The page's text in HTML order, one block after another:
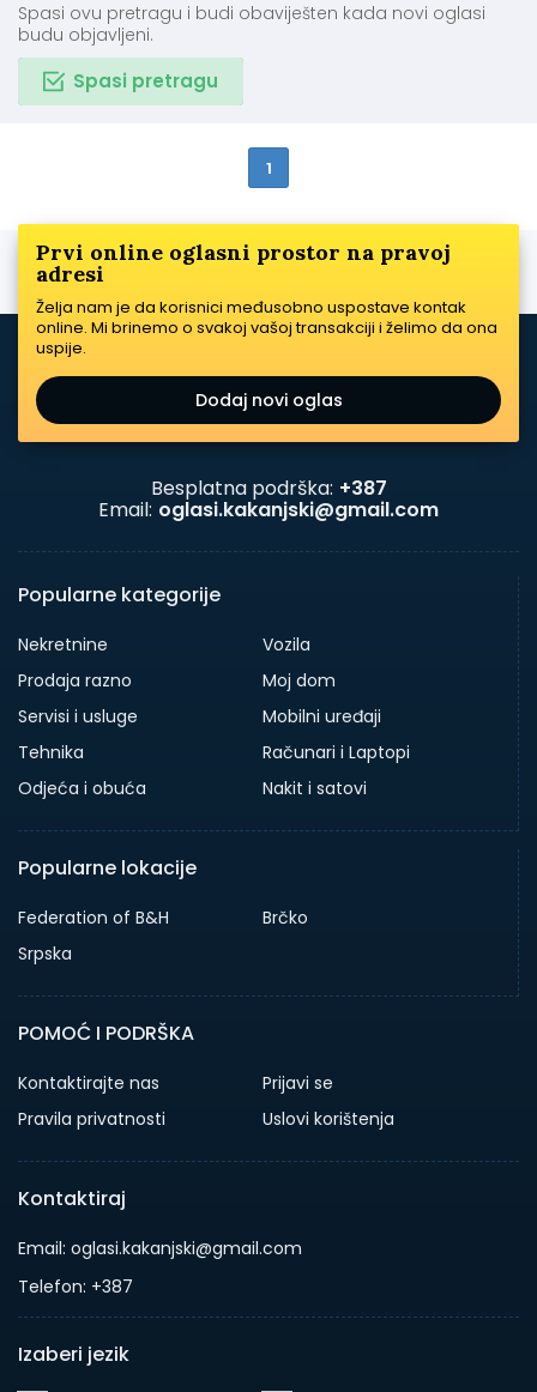
Spasi ovu pretragu i budi obaviješten kada novi oglasi
budu objavljeni.
Spasi pretragu
1
Prvi online oglasni prostor na pravoj
adresi
Želja nam je da korisnici međusobno uspostave kontak
online. Mi brinemo o svakoj vašoj transakciji i želimo da ona
uspije.
Dodaj novi oglas
Besplatna podrška: +387
Email: oglasi.kakanjski@gmail.com
Popularne kategorije
Nekretnine
Vozila
Prodaja razno
Moj dom
Servisi i usluge
Mobilni uređaji
Tehnika
Računari i Laptopi
Odjeća i obuća
Nakit i satovi
Popularne lokacije
Federation of B&H
Brčko
Srpska
POMOĆ I PODRŠKA
Kontaktirajte nas
Prijavi se
Pravila privatnosti
Uslovi korištenja
Kontaktiraj
Email: oglasi.kakanjski@gmail.com
Telefon: +387
Izaberi jezik